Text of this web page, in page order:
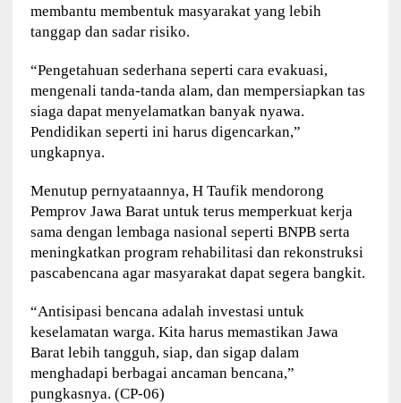
membantu membentuk masyarakat yang lebih
tanggap dan sadar risiko.
“Pengetahuan sederhana seperti cara evakuasi,
mengenali tanda-tanda alam, dan mempersiapkan tas
siaga dapat menyelamatkan banyak nyawa.
Pendidikan seperti ini harus digencarkan,”
ungkapnya.
Menutup pernyataannya, H Taufik mendorong
Pemprov Jawa Barat untuk terus memperkuat kerja
sama dengan lembaga nasional seperti BNPB serta
meningkatkan program rehabilitasi dan rekonstruksi
pascabencana agar masyarakat dapat segera bangkit.
“Antisipasi bencana adalah investasi untuk
keselamatan warga. Kita harus memastikan Jawa
Barat lebih tangguh, siap, dan sigap dalam
menghadapi berbagai ancaman bencana,”
pungkasnya. (CP-06)